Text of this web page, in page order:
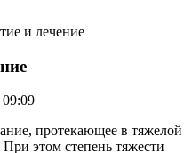
и лечение
протекающее в тяжелой
этом степень тяжести